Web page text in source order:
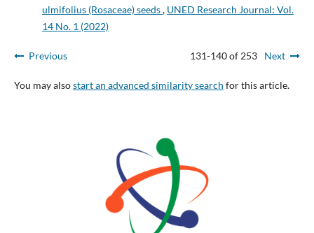
ulmifolius (Rosaceae) seeds, UNED Research Journal: Vol.
14 No. 1 (2022)
Previous 131-140 of 253 Next
You may alsostart an advanced similarity search for this article.